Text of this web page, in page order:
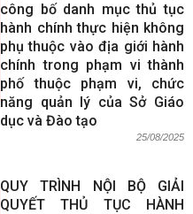
công bố danh mục thủ tục
hành chính thực hiện không
phụ thuộc vào địa giới hành
chính trong phạm vi thành
phố thuộc phạm vi, chức
năng quản lý của Sở Giáo
dục và Đào tạo
25/08/2025
QUY TRÌNH NỘI BỘ GIẢI
QUYẾT THỦ TỤC HÀNH